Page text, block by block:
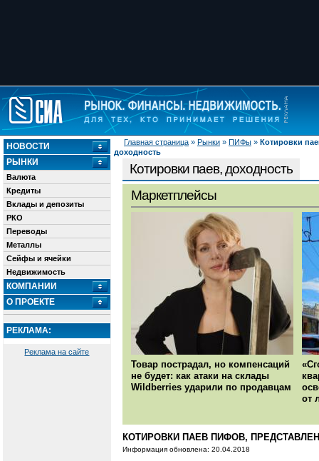
Главная страница » Рынки » ПИФы » Котировки
доходность
НОВОСТИ
РЫНКИ
Валюта
Кредиты
Вклады и депозиты
РКО
Переводы
Металлы
Сейфы и ячейки
Недвижимость
КОМПАНИИ
О ПРОЕКТЕ
РЕКЛАМА:
Реклама на сайте
Котировки паев, доходность
Маркетплейсы
Товар пострадал, но компенсаций
не будет: как атаки на склады
Wildberries ударили по продавцам
от
КОТИРОВКИ ПАЕВ ПИФОВ,
Информация обновлена: 20.04.2018